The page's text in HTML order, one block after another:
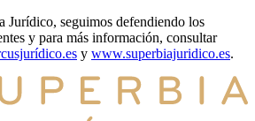
Jurídico, seguimos defendiendo los
y para más información, consultar
y www.superbiajuridico.es.